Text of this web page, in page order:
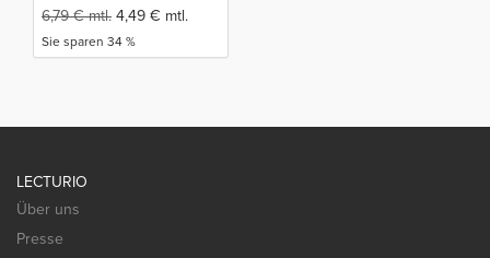
6,79€mtl. 4,49 € mtl.
Sie sparen 34 %
LECTURIO
Über uns
Presse